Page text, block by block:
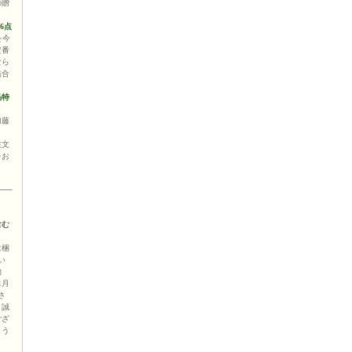
贈
点
今
番
特
藤
む
誠
ざ